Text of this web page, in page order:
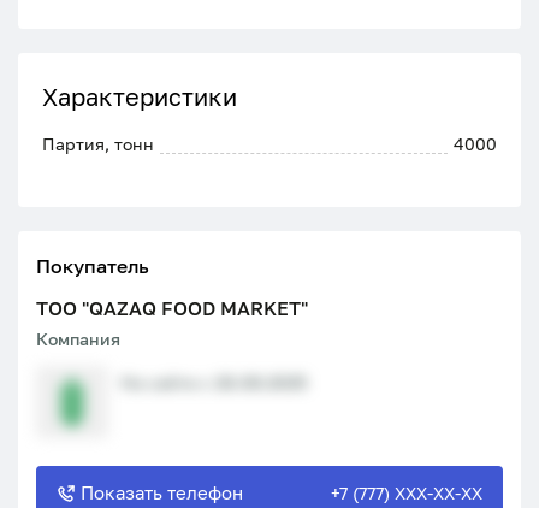
Характеристики
Партия, тонн 4000
Покупатель
ТОО "QAZAQ FOOD MARKET"
Компания
Показать телефон +7 (777) XXX-XX-XX